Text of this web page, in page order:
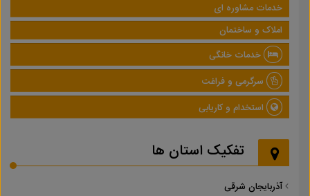
خدمات مشاوره ای
املاک و ساختمان
خدمات خانگی
سرگرمی و فراغت
استخدام و کاریابی
تفکیک استان ها
آذربایجان شرقی